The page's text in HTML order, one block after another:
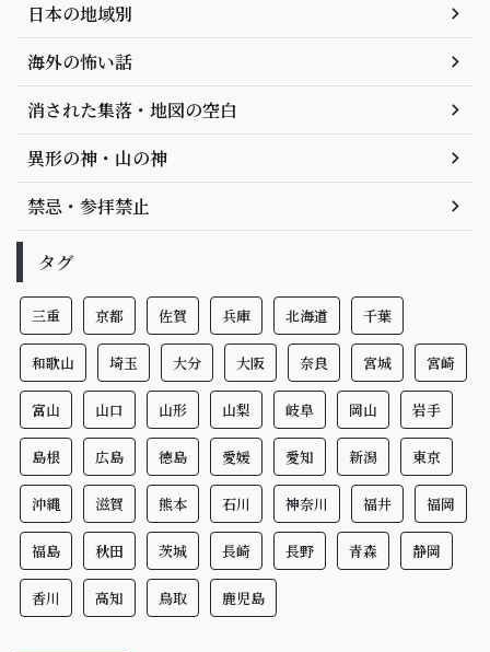
日本の地域別
海外の怖い話
消された集落・地図の空白
異形の神・山の神
禁忌・参拝禁止
タグ
三重 京都 佐賀 兵庫 北海道 千葉
和歌山 埼玉 大分 大阪 奈良 宮城 宮崎
富山 山口 山形 山梨 岐阜 岡山 岩手
島根 広島 徳島 愛媛 愛知 新潟 東京
沖縄 滋賀 熊本 石川 神奈川 福井 福岡
福島 秋田 茨城 長崎 長野 青森 静岡
香川 高知 鳥取 鹿児島